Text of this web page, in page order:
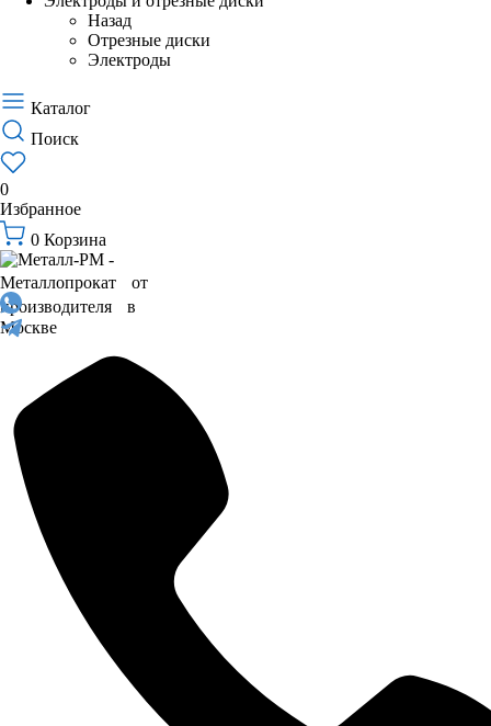
Назад
Отрезные диски
Электроды
Каталог
Поиск
0
Избранное
0 Корзина